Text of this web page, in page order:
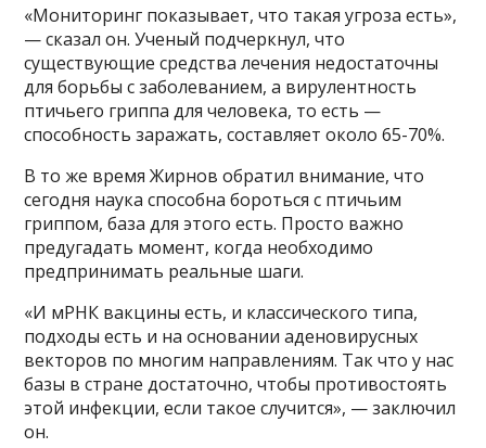
«Мониторинг показывает, что такая угроза есть»,
— сказал он. Ученый подчеркнул, что
существующие средства лечения недостаточны
для борьбы с заболеванием, а вирулентность
птичьего гриппа для человека, то есть —
способность заражать, составляет около 65-70%.
В то же время Жирнов обратил внимание, что
сегодня наука способна бороться с птичьим
гриппом, база для этого есть. Просто важно
предугадать момент, когда необходимо
предпринимать реальные шаги.
«И мРНК вакцины есть, и классического типа,
подходы есть и на основании аденовирусных
векторов по многим направлениям. Так что у нас
базы в стране достаточно, чтобы противостоять
этой инфекции, если такое случится», — заключил
он.